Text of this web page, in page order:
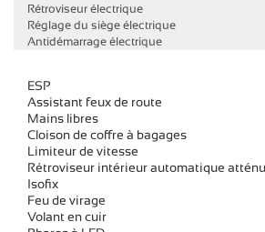
Rétroviseur électrique
Réglage du siège électrique
Antidémarrage électrique
ESP
Assistant feux de route
Mains libres
Cloison de coffre à bagages
Limiteur de vitesse
Rétroviseur intérieur automatique
Isofix
Feu de virage
Volant en cuir